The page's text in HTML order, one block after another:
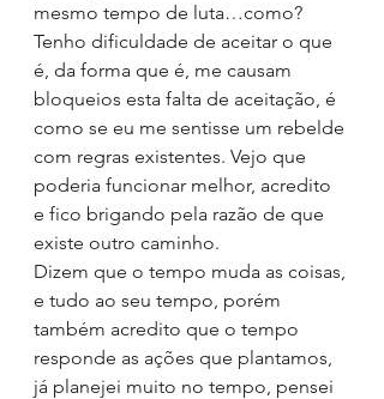
mesmo tempo de luta…como?
Tenho dificuldade de aceitar o que
é, da forma que é, me causam
bloqueios esta falta de aceitação, é
como se eu me sentisse um rebelde
com regras existentes. Vejo que
poderia funcionar melhor, acredito
e fico brigando pela razão de que
existe outro caminho.
Dizem que o tempo muda as coisas,
e tudo ao seu tempo, porém
também acredito que o tempo
responde as ações que plantamos,
já planejei muito no tempo, pensei